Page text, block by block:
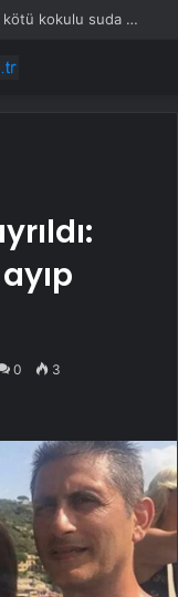
Yağış sonrası deniz uyarısı! Bulanık ve kötü kokulu suda yüzmeyin
0 3